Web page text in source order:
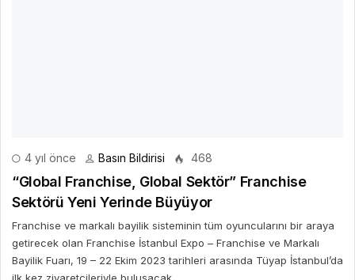
4 yıl önce Basın Bildirisi 468
“Global Franchise, Global Sektör” Franchise
Sektörü Yeni Yerinde Büyüyor
Franchise ve markalı bayilik sisteminin tüm oyuncularını bir araya
getirecek olan Franchise İstanbul Expo – Franchise ve Markalı
Bayilik Fuarı, 19 – 22 Ekim 2023 tarihleri arasında Tüyap İstanbul’da
ilk kez ziyaretçileriyle buluşacak.